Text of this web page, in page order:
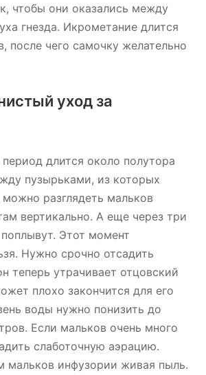
чтобы они оказались между
гнезда. Икрометание длится
после чего самочку желательно
уход за
длится около полутора
пузырьками, из которых
можно разглядеть мальков
вертикально. А еще через три
Этот момент
Нужно срочно отсадить
теперь утрачивает отцовский
плохо закончится для его
воды нужно понизить до
Если мальков очень много
слаботочную аэрацию.
мальков инфузории живая пыль.